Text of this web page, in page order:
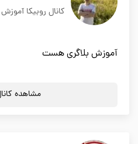
کانال روبیکا آموزش
آموزش بلاگری هست
مشاهده